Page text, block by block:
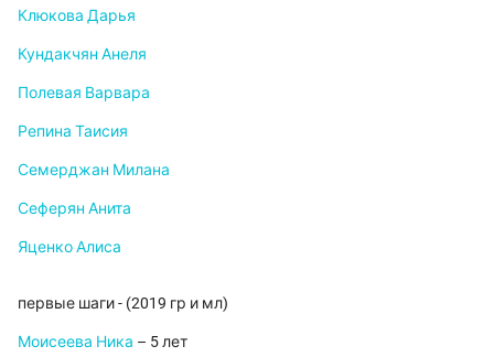
Клюкова Дарья
Кундакчян Анеля
Полевая Варвара
Репина Таисия
Семерджан Милана
Сеферян Анита
Яценко Алиса
первые шаги - (2019 гр и мл)
Моисеева Ника – 5 лет